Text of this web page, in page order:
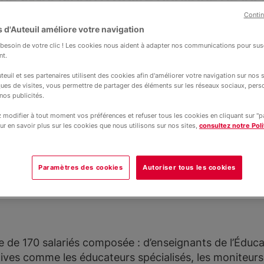
de l’Espérance Auteuil Martinique
est constitué de représentants de : l’archevêché
ainsi que de la présidente de la société civile
Adolphe Trillard.
de 170 salariés composée : d’enseignants de
comme les éducateurs spécialisés, les
d'Auteuil améliore votre navigation
de votre clic ! Les cookies nous aident à adapter nos communications pour
et ses partenaires utilisent des cookies afin d'améliorer votre navigation sur nos
de visites, vous permettre de partager des éléments sur les réseaux sociaux,
publicités.
modifier à tout moment vos préférences et refuser tous les cookies en cliquant sur
en savoir plus sur les cookies que nous utilisons sur nos sites, consultez notre
Paramètres des cookies Autoriser tous les cookies